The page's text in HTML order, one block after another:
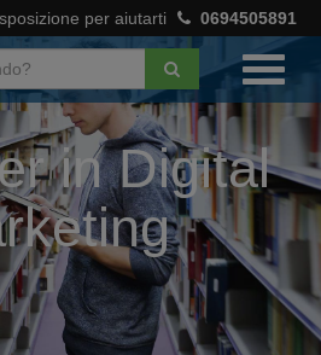
per aiutarti 0694505891
in Digital